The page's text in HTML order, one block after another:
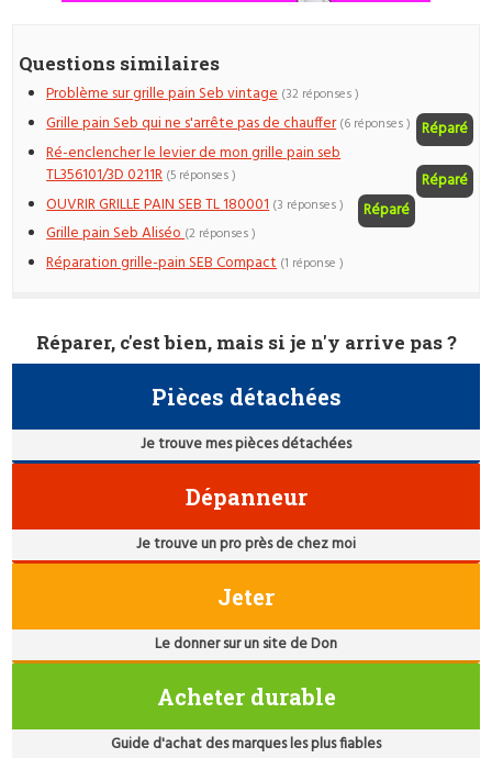
Questions similaires
Problème sur grille pain Seb vintage (32 réponses )
Grille pain Seb qui ne s'arrête pas de chauffer Réparé
(6 réponses )
Ré-enclencher le levier de mon grille pain seb
TL356101/3D 0211R
Réparé
(5 réponses )
OUVRIR GRILLE PAIN SEB TL 180001 Réparé
(3 réponses )
Grille pain Seb Aliséo(2 réponses )
Réparation grille-pain SEB Compact (1 réponse )
Réparer, c'est bien, mais si je n'y arrive pas ?
Pièces détachées
Je trouve mes pièces détachées
Dépanneur
Je trouve un pro près de chez moi
Jeter
Le donner sur un site de Don
Acheter durable
Guide d'achat des marques les plus fiables